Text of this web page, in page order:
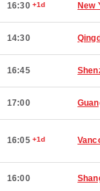
16:30 +1d New
14:30
16:45
17:00
16:05 +1d
16:00